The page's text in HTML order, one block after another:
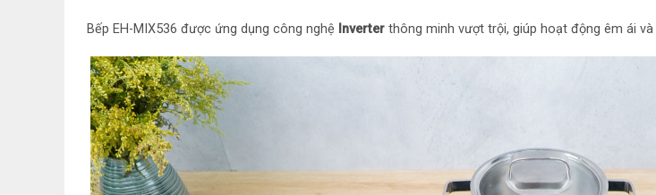
Bếp EH-MIX536 được ứng dụng công nghệ Inverter thông minh vượt trội, giúp hoạt động êm ái